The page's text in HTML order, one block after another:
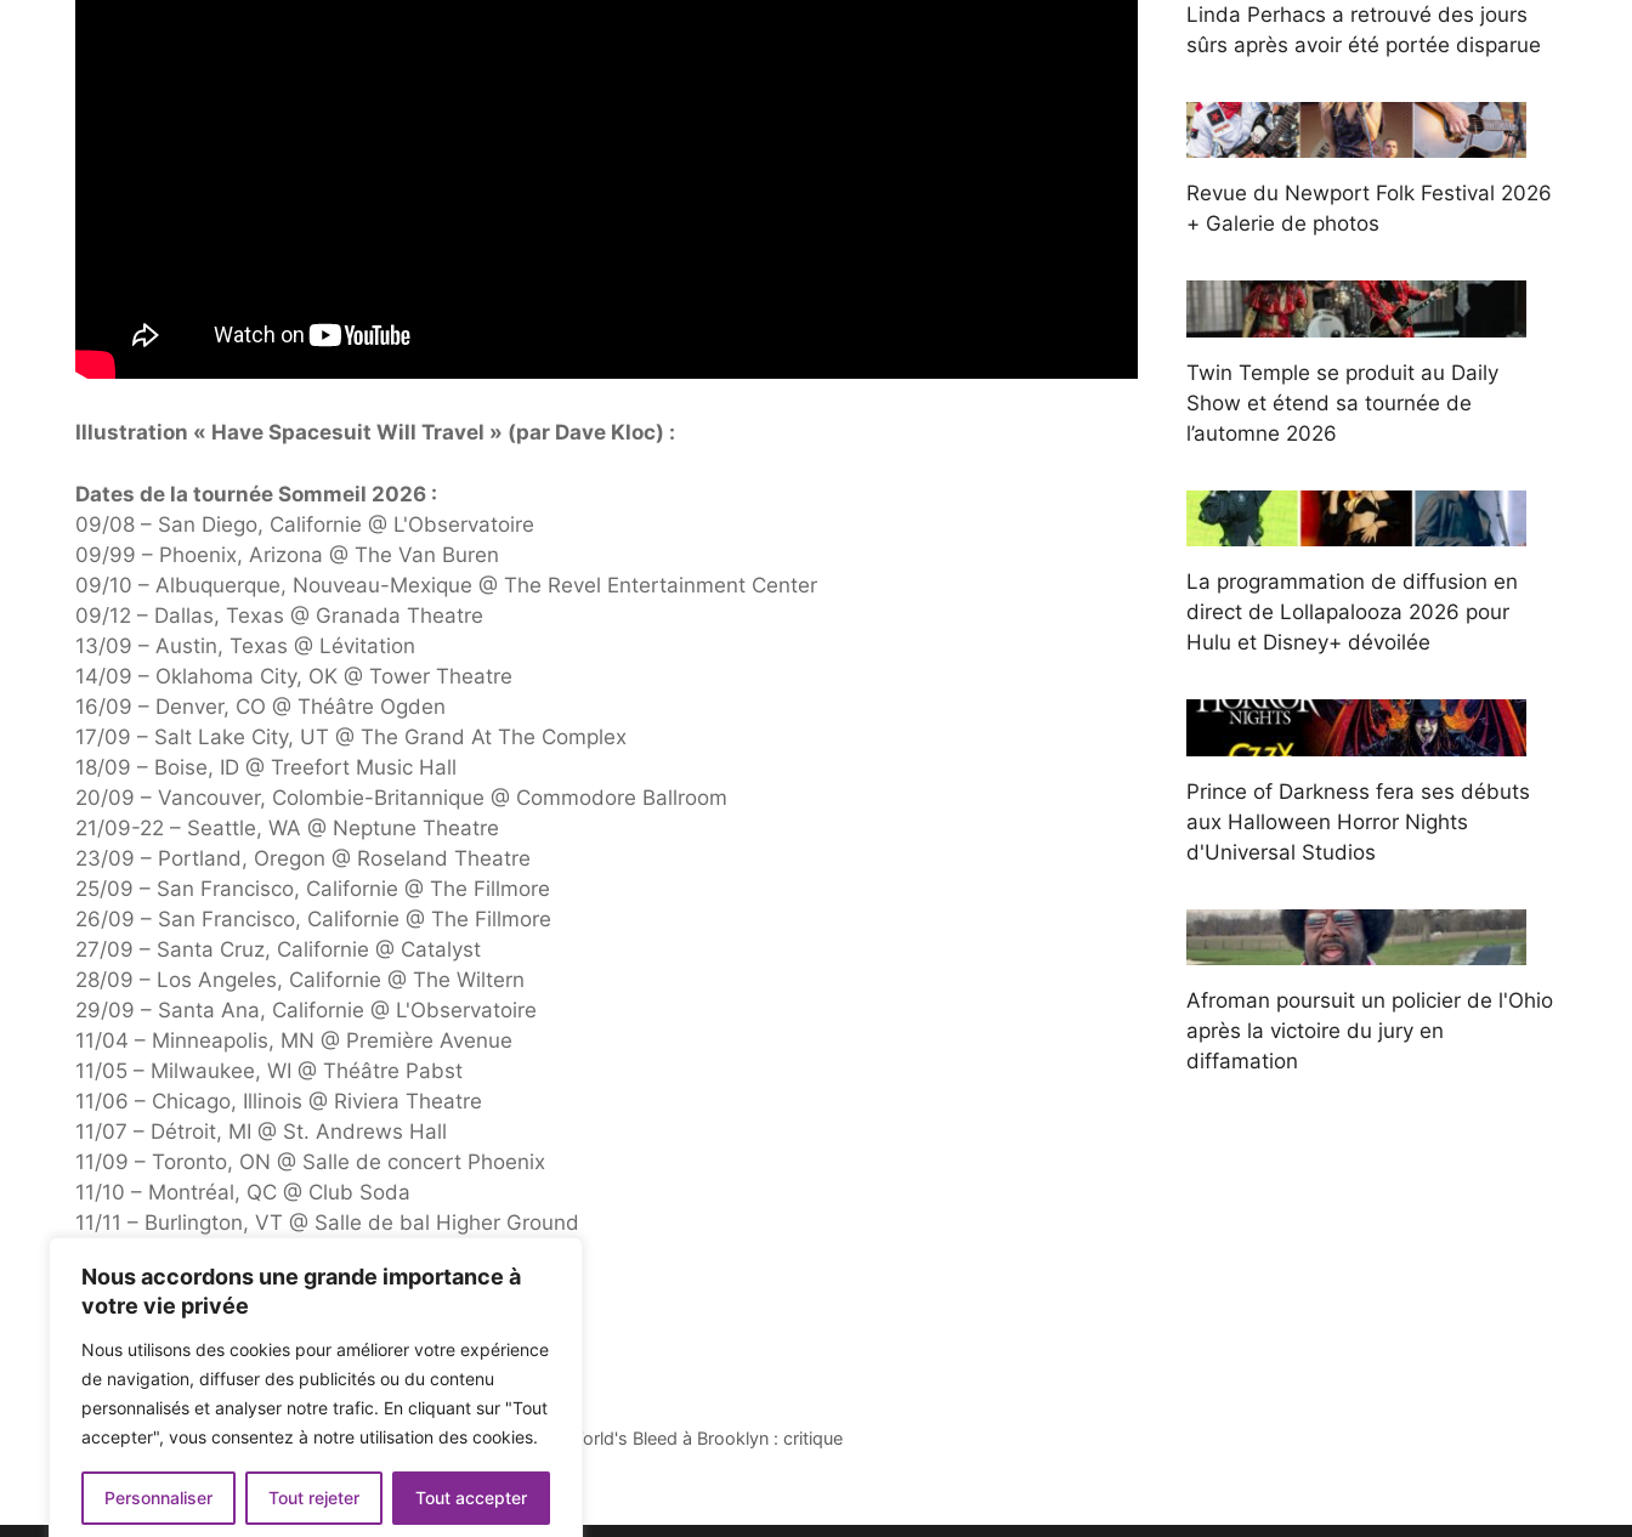
Nous accordons une grande importance à
votre vie privée
Nous utilisons des cookies pour améliorer votre expérience
de navigation, diffuser des publicités ou du contenu
personnalisés et analyser notre trafic. En cliquant sur "Tout
accepter", vous consentez à notre utilisation des cookies.
Personnaliser Tout rejeter Tout accepter
Illustration « Have Spacesuit Will Travel » (par Dave Kloc) :
Dates de la tournée Sommeil 2026 :
09/08 – San Diego, Californie @ L'Observatoire
09/99 – Phoenix, Arizona @ The Van Buren
09/10 – Albuquerque, Nouveau-Mexique @ The Revel Entertainment Center
09/12 – Dallas, Texas @ Granada Theatre
13/09 – Austin, Texas @ Lévitation
14/09 – Oklahoma City, OK @ Tower Theatre
16/09 – Denver, CO @ Théâtre Ogden
17/09 – Salt Lake City, UT @ The Grand At The Complex
18/09 – Boise, ID @ Treefort Music Hall
20/09 – Vancouver, Colombie-Britannique @ Commodore Ballroom
21/09-22 – Seattle, WA @ Neptune Theatre
23/09 – Portland, Oregon @ Roseland Theatre
25/09 – San Francisco, Californie @ The Fillmore
26/09 – San Francisco, Californie @ The Fillmore
27/09 – Santa Cruz, Californie @ Catalyst
28/09 – Los Angeles, Californie @ The Wiltern
29/09 – Santa Ana, Californie @ L'Observatoire
11/04 – Minneapolis, MN @ Première Avenue
11/05 – Milwaukee, WI @ Théâtre Pabst
11/06 – Chicago, Illinois @ Riviera Theatre
11/07 – Détroit, MI @ St. Andrews Hall
11/09 – Toronto, ON @ Salle de concert Phoenix
11/10 – Montréal, QC @ Club Soda
11/11 – Burlington, VT @ Salle de bal Higher Ground
13/11 – Hudson, New York @ Basilique Hudson
15/11 – Philadelphie, PA @ Theatre of Living Arts
16/11 – Brooklyn, New York @ Brooklyn Paramount
17/11 – Washington, DC @ Lincoln Theatre
La tournée américaine du 25e anniversaire de Jimmy Eat World's Bleed à Brooklyn : critique
Linda Perhacs a retrouvé des jours
sûrs après avoir été portée disparue
Revue du Newport Folk Festival 2026
+ Galerie de photos
Twin Temple se produit au Daily
Show et étend sa tournée de
l’automne 2026
La programmation de diffusion en
direct de Lollapalooza 2026 pour
Hulu et Disney+ dévoilée
Prince of Darkness fera ses débuts
aux Halloween Horror Nights
d'Universal Studios
Afroman poursuit un policier de l'Ohio
après la victoire du jury en
diffamation